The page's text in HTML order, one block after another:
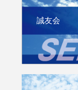
誠友会